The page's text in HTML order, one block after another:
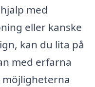
med
eller kanske
kan du lita på
med erfarna